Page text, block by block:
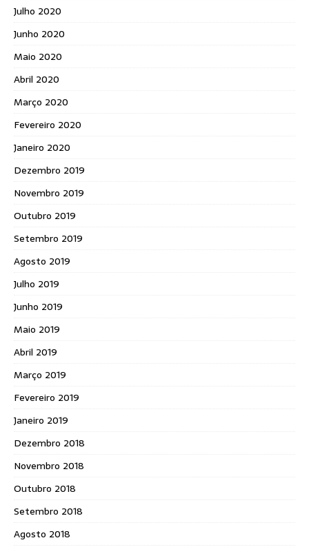
Julho 2020
Junho 2020
Maio 2020
Abril 2020
Março 2020
Fevereiro 2020
Janeiro 2020
Dezembro 2019
Novembro 2019
Outubro 2019
Setembro 2019
Agosto 2019
Julho 2019
Junho 2019
Maio 2019
Abril 2019
Março 2019
Fevereiro 2019
Janeiro 2019
Dezembro 2018
Novembro 2018
Outubro 2018
Setembro 2018
Agosto 2018